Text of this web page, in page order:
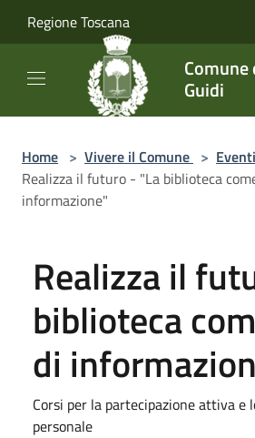
Regione Toscana
Comune
Guidi
Home > Vivere il Comune > Eventi
Realizza il futuro - "La biblioteca
informazione"
Realizza il
biblioteca
di
Corsi per la partecipazione attiva e
personale